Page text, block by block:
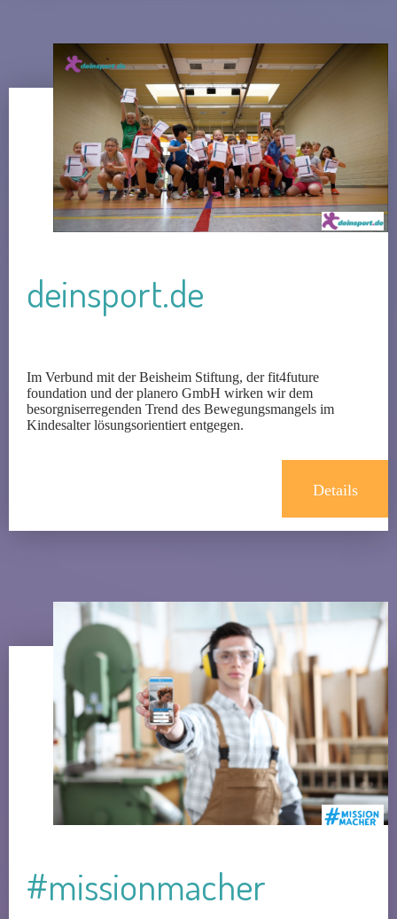
deinsport.de
Im Verbund mit der Beisheim Stiftung, der fit4future
foundation und der planero GmbH wirken wir dem
besorgniserregenden Trend des Bewegungsmangels im
Kindesalter lösungsorientiert entgegen.
Details
#missionmacher